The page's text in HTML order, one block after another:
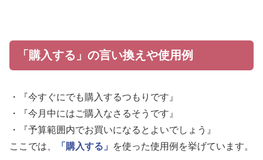
「購入する」の言い換えや使用例
・『今すぐにでも購入するつもりです』
・『今月中にはご購入なさるそうです』
・『予算範囲内でお買いになるとよいでしょう』
ここでは、
「購入する」 を使った使用例を挙げています。